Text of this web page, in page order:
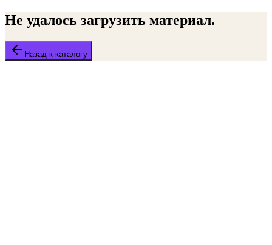
Не удалось загрузить материал.
Назад к каталогу